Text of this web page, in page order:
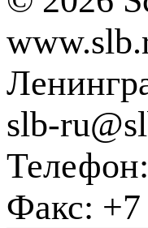
slb-
Факс: +7